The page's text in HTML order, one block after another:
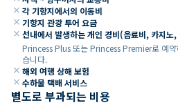
close 각 기항지에서의 이동비
close 기항지 관광 투어 요금
close 선내에서 발생하는 개인 경비(음료비, 카지
Princess Plus 또는 Princess Premier로 예
습니다.
close 해외 여행 상해 보험
close 수하물 택배 서비스
별도로 부과되는 비용